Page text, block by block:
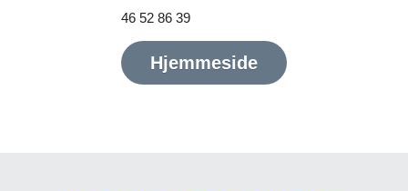
46 52 86 39
Hjemmeside